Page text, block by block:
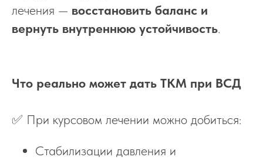
лечения — восстановить баланс и
вернуть внутреннюю устойчивость.
Что реально может дать ТКМ при ВСД
✅ При курсовом лечении можно добиться:
Стабилизации давления и